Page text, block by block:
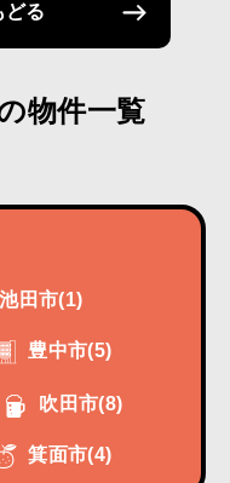
どる
物件一覧
池田市(1)
豊中市(5)
吹田市(8)
箕面市(4)